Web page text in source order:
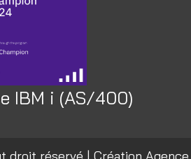
IBM i (AS/400)
droit réservé | Création Agence